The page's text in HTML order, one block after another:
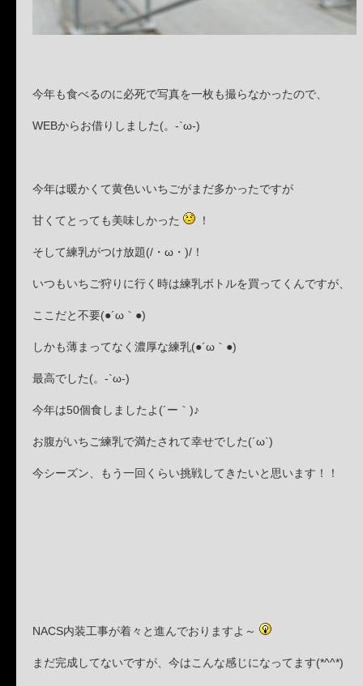
今年も食べるのに必死で写真を一枚も撮らなかったので、
WEBからお借りしました(。-`ω-)
今年は暖かくて黄色いいちごがまだ多かったですが
甘くてとっても美味しかった ！
そして練乳がつけ放題(/・ω・)/！
いつもいちご狩りに行く時は練乳ボトルを買ってくんですが、
ここだと不要(●´ω｀●)
しかも薄まってなく濃厚な練乳(●´ω｀●)
最高でした(。-`ω-)
今年は50個食しましたよ(´ー｀)♪
お腹がいちご練乳で満たされて幸せでした(´ω`)
今シーズン、もう一回くらい挑戦してきたいと思います！！
NACS内装工事が着々と進んでおりますよ～
まだ完成してないですが、今はこんな感じになってます(*^^*)